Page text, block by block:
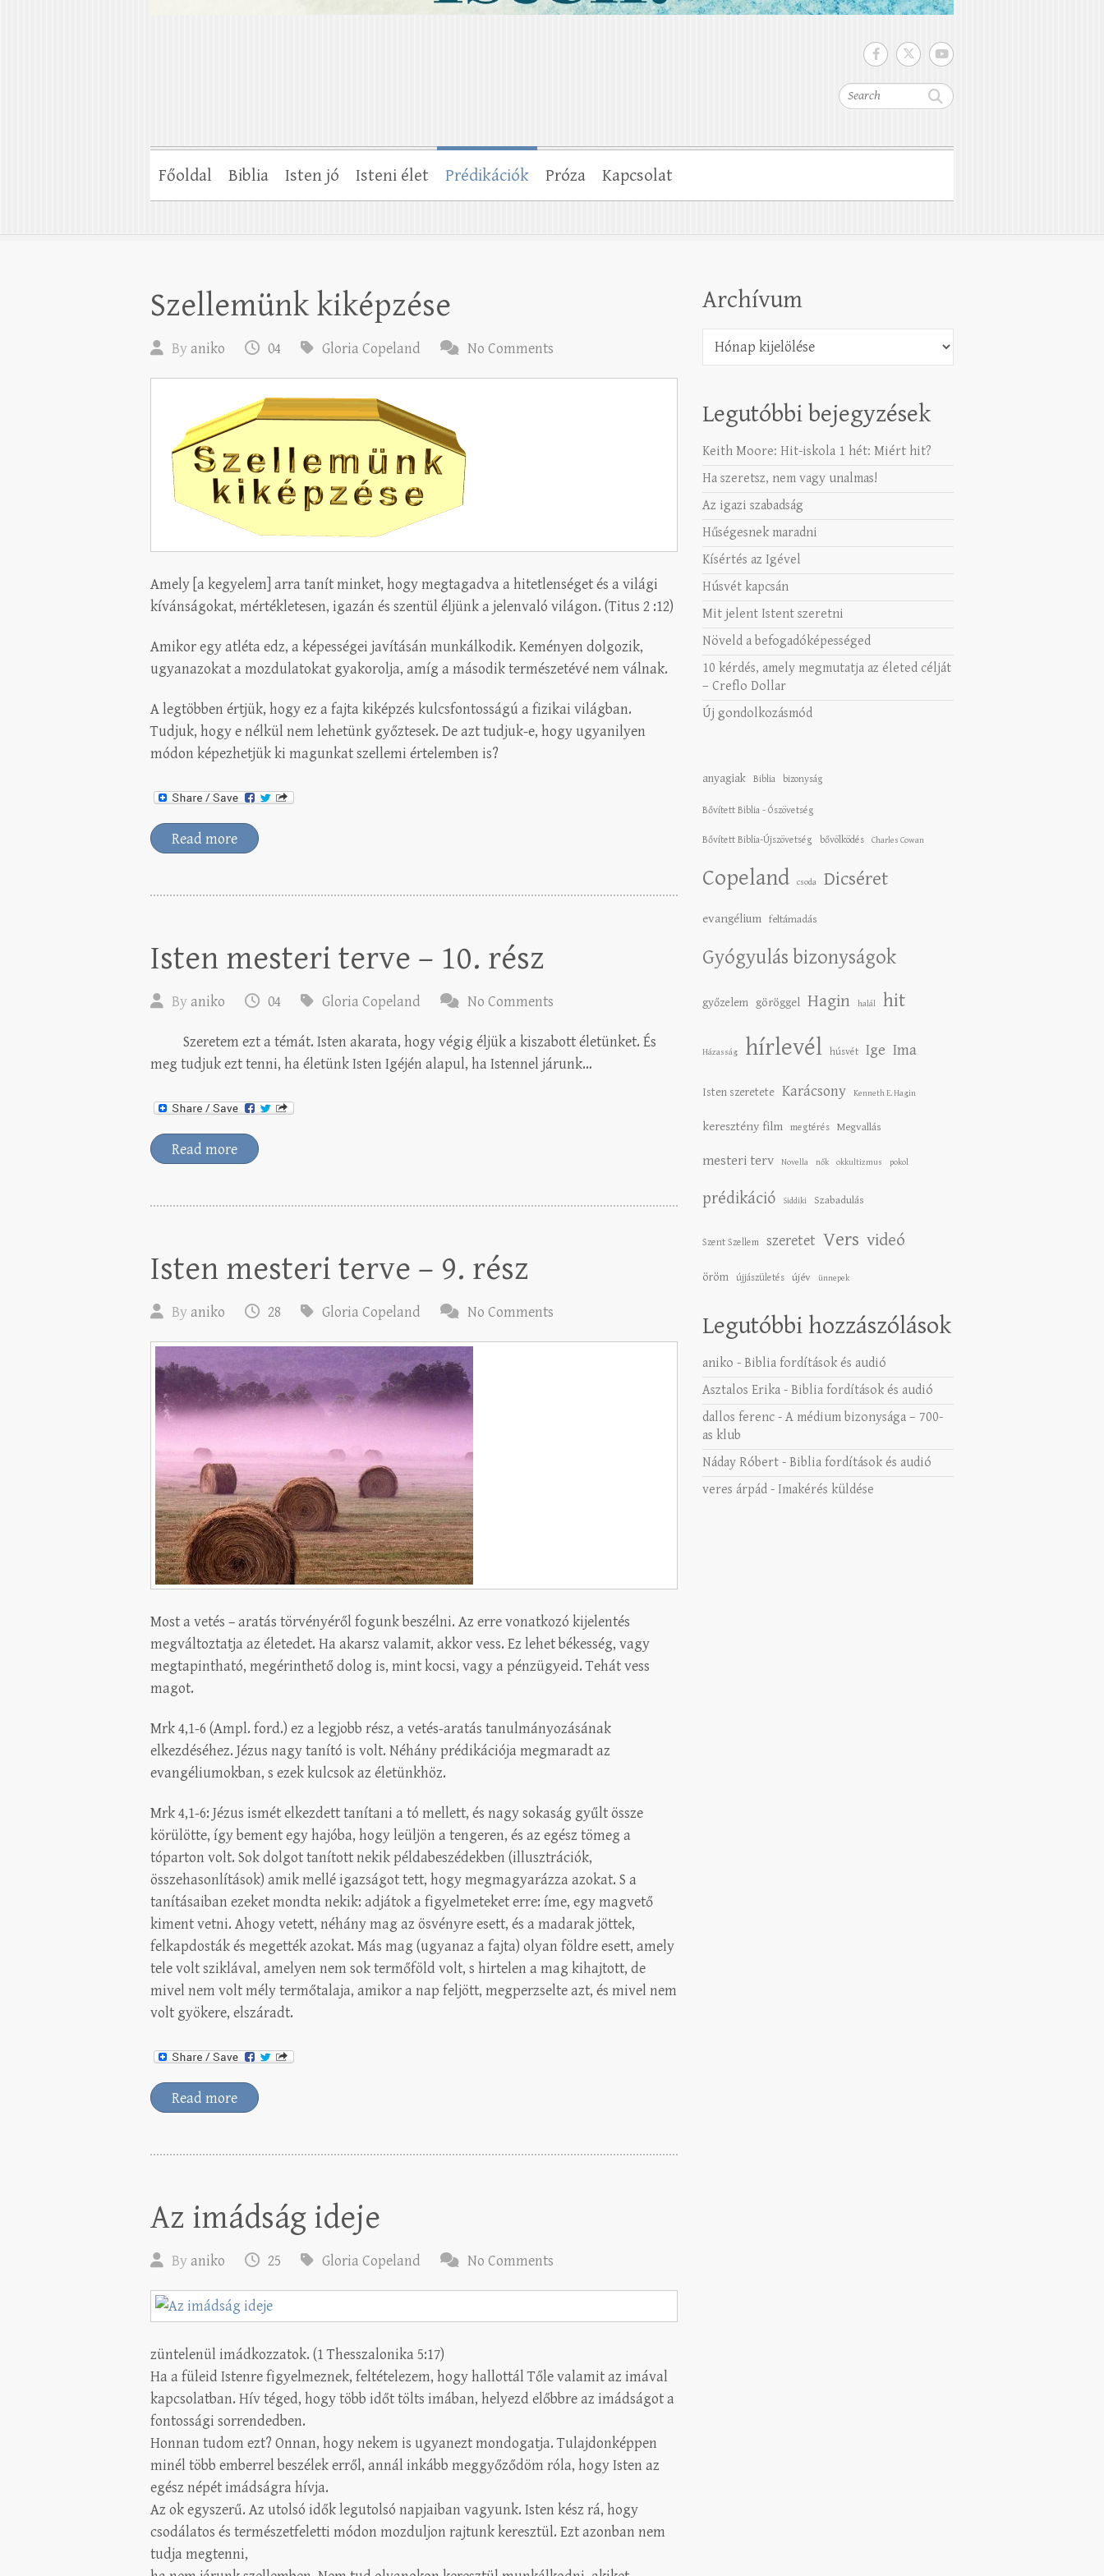
Search
Főoldal Biblia Isten jó Isteni élet Prédikációk Próza Kapcsolat
Szellemünk kiképzése
By aniko 04 Gloria Copeland No Comments
Amely [a kegyelem] arra tanít minket, hogy megtagadva a hitetlenséget és a világi
kívánságokat, mértékletesen, igazán és szentül éljünk a jelenvaló világon. (Titus 2 :12)
Amikor egy atléta edz, a képességei javításán munkálkodik. Keményen dolgozik,
ugyanazokat a mozdulatokat gyakorolja, amíg a második természetévé nem válnak.
A legtöbben értjük, hogy ez a fajta kiképzés kulcsfontosságú a fizikai világban.
Tudjuk, hogy e nélkül nem lehetünk győztesek. De azt tudjuk-e, hogy ugyanilyen
módon képezhetjük ki magunkat szellemi értelemben is?
Read more
Isten mesteri terve – 10. rész
By aniko 04 Gloria Copeland No Comments
Szeretem ezt a témát. Isten akarata, hogy végig éljük a kiszabott életünket. És
meg tudjuk ezt tenni, ha életünk Isten Igéjén alapul, ha Istennel járunk…
Read more
Isten mesteri terve – 9. rész
By aniko 28 Gloria Copeland No Comments
Most a vetés – aratás törvényéről fogunk beszélni. Az erre vonatkozó kijelentés
megváltoztatja az életedet. Ha akarsz valamit, akkor vess. Ez lehet békesség, vagy
megtapintható, megérinthető dolog is, mint kocsi, vagy a pénzügyeid. Tehát vess
magot.
Mrk 4,1-6 (Ampl. ford.) ez a legjobb rész, a vetés-aratás tanulmányozásának
elkezdéséhez. Jézus nagy tanító is volt. Néhány prédikációja megmaradt az
evangéliumokban, s ezek kulcsok az életünkhöz.
Mrk 4,1-6: Jézus ismét elkezdett tanítani a tó mellett, és nagy sokaság gyűlt össze
körülötte, így bement egy hajóba, hogy leüljön a tengeren, és az egész tömeg a
tóparton volt. Sok dolgot tanított nekik példabeszédekben (illusztrációk,
összehasonlítások) amik mellé igazságot tett, hogy megmagyarázza azokat. S a
tanításaiban ezeket mondta nekik: adjátok a figyelmeteket erre: íme, egy magvető
kiment vetni. Ahogy vetett, néhány mag az ösvényre esett, és a madarak jöttek,
felkapdosták és megették azokat. Más mag (ugyanaz a fajta) olyan földre esett, amely
tele volt sziklával, amelyen nem sok termőföld volt, s hirtelen a mag kihajtott, de
mivel nem volt mély termőtalaja, amikor a nap feljött, megperzselte azt, és mivel nem
volt gyökere, elszáradt.
Read more
Az imádság ideje
By aniko 25 Gloria Copeland No Comments
züntelenül imádkozzatok. (1 Thesszalonika 5:17)
Ha a füleid Istenre figyelmeznek, feltételezem, hogy hallottál Tőle valamit az imával
kapcsolatban. Hív téged, hogy több időt tölts imában, helyezd előbbre az imádságot a
fontossági sorrendedben.
Honnan tudom ezt? Onnan, hogy nekem is ugyanezt mondogatja. Tulajdonképpen
minél több emberrel beszélek erről, annál inkább meggyőződöm róla, hogy Isten az
egész népét imádságra hívja.
Az ok egyszerű. Az utolsó idők legutolsó napjaiban vagyunk. Isten kész rá, hogy
csodálatos és természetfeletti módon mozduljon rajtunk keresztül. Ezt azonban nem
tudja megtenni,
Archívum
Archívum
Legutóbbi bejegyzések
Keith Moore: Hit-iskola 1 hét: Miért hit?
Ha szeretsz, nem vagy unalmas!
Az igazi szabadság
Hűségesnek maradni
Kísértés az Igével
Húsvét kapcsán
Mit jelent Istent szeretni
Növeld a befogadóképességed
10 kérdés, amely megmutatja az életed célját
– Creflo Dollar
Új gondolkozásmód
anyagiak Biblia bizonyság
Bővített Biblia - Ószövetség
Bővített Biblia-Újszövetség bővölködés Charles Cowan
Copeland csoda Dicséret
evangélium feltámadás
Gyógyulás bizonyságok
győzelem göröggel Hagin halál hit
Házasság hírlevél húsvét Ige Ima
Isten szeretete Karácsony Kenneth E. Hagin
keresztény film megtérés Megvallás
mesteri terv Novella nők okkultizmus pokol
prédikáció Siddiki Szabadulás
Szent Szellem szeretet Vers videó
öröm újjászületés újév ünnepek
Legutóbbi hozzászólások
aniko -Biblia fordítások és audió
Asztalos Erika -Biblia fordítások és audió
dallos ferenc -A médium bizonysága – 700-
as klub
Náday Róbert -Biblia fordítások és audió
veres árpád - Imakérés küldése